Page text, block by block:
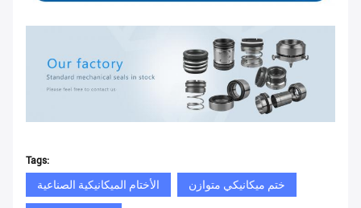
Tags:
الأختام الميكانيكية الصناعية ختم ميكانيكي متوازن